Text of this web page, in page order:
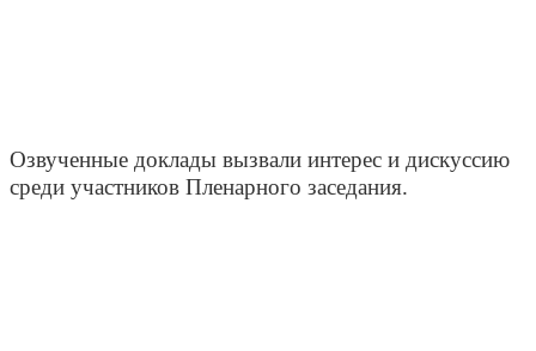
Озвученные доклады вызвали интерес и дискуссию
среди участников Пленарного заседания.